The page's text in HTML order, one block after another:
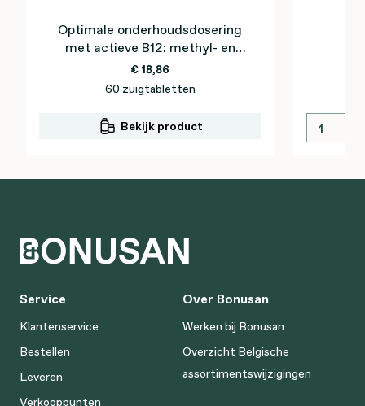
Optimale onderhoudsdosering
met actieve B12: methyl- en
adenosylcobalamine
€ 18,86
60 zuigtabletten
Bekijk product
Service
Klantenservice
Bestellen
Leveren
Verkooppunten
Over Bonusan
Werken bij Bonusan
Overzicht Belgische
assortimentswijzigingen